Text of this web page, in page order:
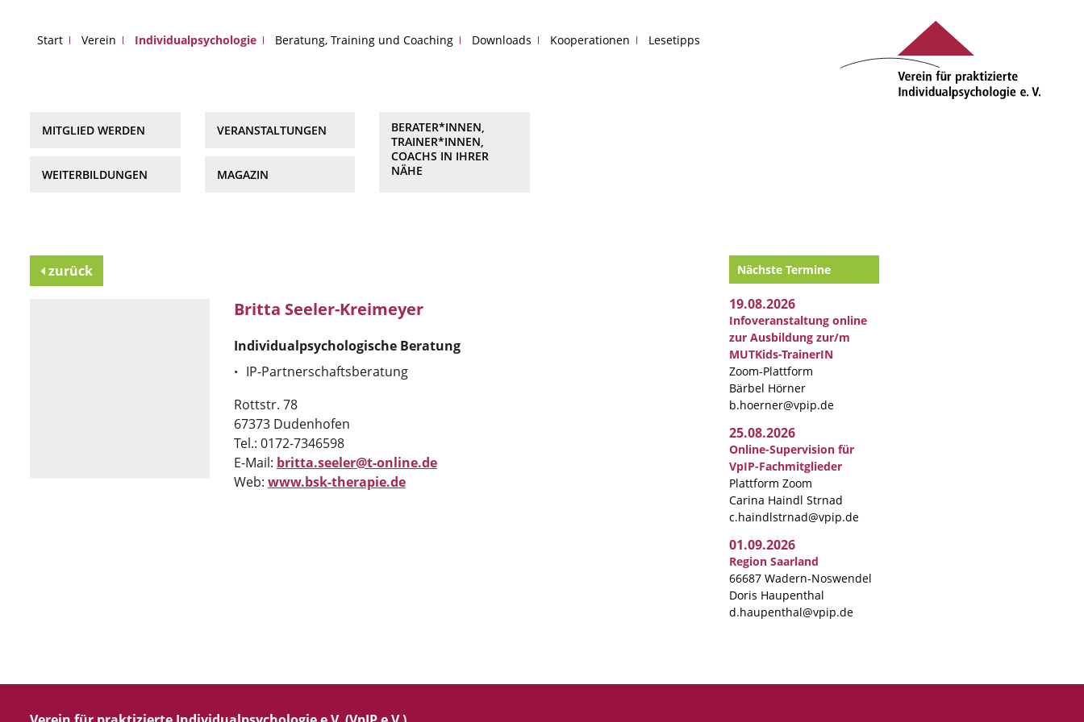
Start Verein Individualpsychologie Beratung, Training und Coaching Downloads Kooperationen Lesetipps
MITGLIED WERDEN
WEITERBILDUNGEN
VERANSTALTUNGEN
MAGAZIN
BERATER*INNEN,
TRAINER*INNEN,
COACHS IN IHRER
NÄHE
zurück
Britta Seeler-Kreimeyer
Individualpsychologische Beratung
IP-Partnerschaftsberatung
Rottstr. 78
67373 Dudenhofen
Tel.: 0172-7346598
E-Mail: britta.seeler@t-online.de
Web: www.bsk-therapie.de
Nächste Termine
19.08.2026
Infoveranstaltung online
zur Ausbildung zur/m
MUTKids-TrainerIN
Zoom-Plattform
Bärbel Hörner
b.hoerner@vpip.de
25.08.2026
Online-Supervision für
VpIP-Fachmitglieder
Plattform Zoom
Carina Haindl Strnad
c.haindlstrnad@vpip.de
01.09.2026
Region Saarland
66687 Wadern-Noswendel
Doris Haupenthal
d.haupenthal@vpip.de